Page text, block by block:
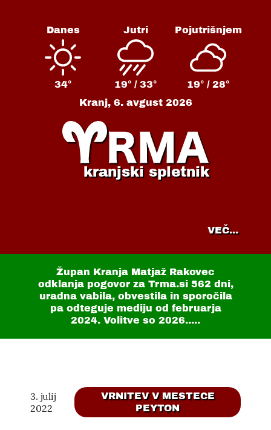
Danes
34°
Jutri
19° / 33°
Pojutrišnjem
19° / 28°
Kranj, 6. avgust 2026
kranjski spletnik
VEČ...
Župan Kranja Matjaž Rakovec
odklanja pogovor za Trma.si 562 dni,
uradna vabila, obvestila in sporočila
pa odteguje mediju od februarja
2024. Volitve so 2026.....
3. julij
2022
VRNITEV V MESTECE
PEYTON